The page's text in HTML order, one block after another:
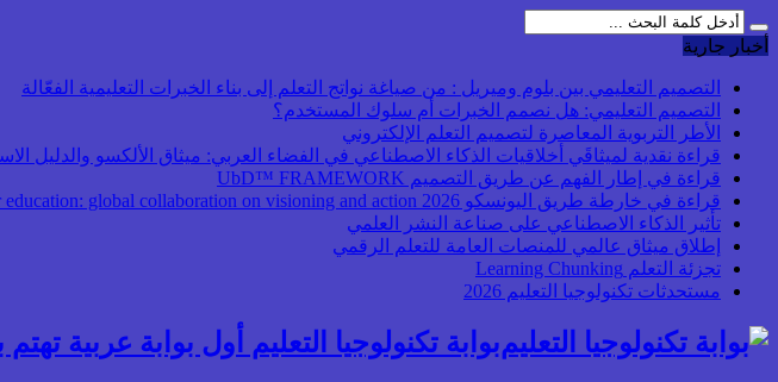
أخبار جارية
التصميم التعليمي بين بلوم وميريل : من صياغة نواتج التعلم إلى بناء الخبرات التعليمية الفعّالة
التصميم التعليمي: هل نصمم الخبرات أم سلوك المستخدم؟
الأطر التربوية المعاصرة لتصميم التعلم الإلكتروني
قراءة نقدية لميثاقَي أخلاقيات الذكاء الاصطناعي في الفضاء العربي: ميثاق الألكسو والدليل
قراءة في إطار الفهم عن طريق التصميم UbD™ FRAMEWORK
قراءة في خارطة طريق اليونسكو 2026 Transforming higher education: global collaboration on visioning and action
تأثير الذكاء الاصطناعي على صناعة النشر العلمي
إطلاق ميثاق عالمي للمنصات العامة للتعلم الرقمي
تجزئة التعلم Learning Chunking
مستحدثات تكنولوجيا التعليم 2026
بوابة تكنولوجيا التعليم أول بوابة عربية تهتم